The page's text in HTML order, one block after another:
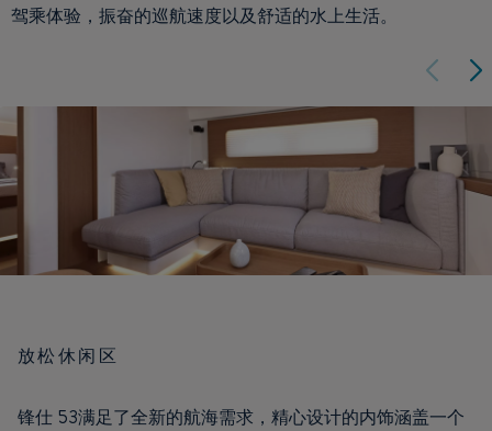
驾乘体验，振奋的巡航速度以及舒适的水上生活。
放松休闲区
锋仕 53满足了全新的航海需求，精心设计的内饰涵盖一个